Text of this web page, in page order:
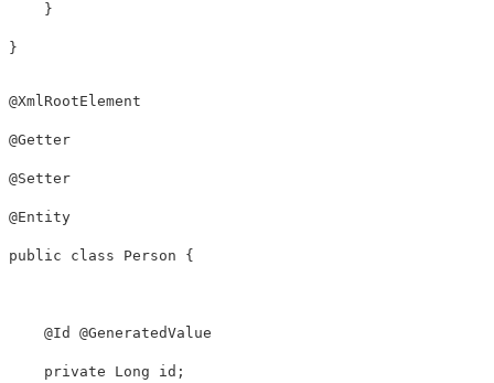
}
}
@XmlRootElement
@Getter
@Setter
@Entity
public class Person {
@Id @GeneratedValue
private Long id ;